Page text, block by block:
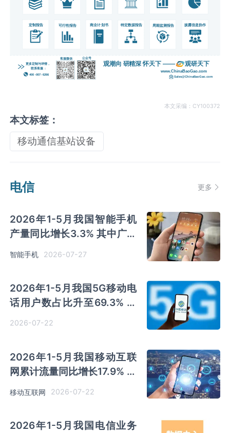
本文采编：CY100372
本文标签：
移动通信基站设备
电信 更多
2026年1-5月我国智能手机
产量同比增长3.3% 其中广东
以超亿台产量排名第一
智能手机 2026-07-27
2026年1-5月我国5G移动电
话用户数占比升至69.3% 互
联网宽带1000M速率以上用
2026-07-22
2026年1-5月我国移动互联
网累计流量同比增长17.9% 移
12.6%
移动互联网 2026-07-22
2026年1-5月我国电信业务